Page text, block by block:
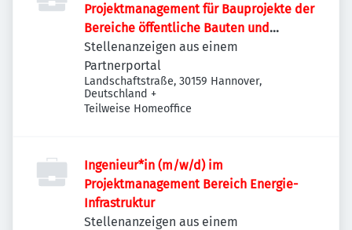
Projektmanagement für Bauprojekte der
Bereiche öffentliche Bauten und
Industriebauten / Infrastruktur
Stellenanzeigen aus einem
Partnerportal
Landschaftstraße, 30159 Hannover,
Deutschland +
Teilweise Homeoffice
Ingenieur*in (m/w/d) im
Projektmanagement Bereich Energie-
Infrastruktur
Stellenanzeigen aus einem